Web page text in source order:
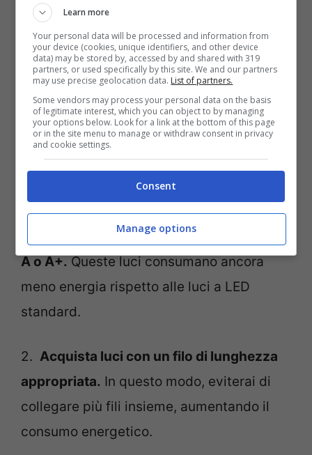
emissioni di oltre 6000 automobili in un
anno. Per fortuna, ci sono alcuni semplici
accorgimenti che possiamo adottare per
ridurre l’impatto ambientale delle luci
natalizie.
Utilizza luci a LED con classe
A o A+. Queste luci consumano ancora
meno energia rispetto alle luci a LED
standard.
2. Acquista luci con un filo di lunghezza
appropriata. In questo modo, eviterai di
collegare più fili insieme, aumentando il
consumo energetico.
Learn more
Your personal data will be processed and information from
your device (cookies, unique identifiers, and other device
data) may be stored by, accessed by and shared with 319
partners, or used specifically by this site. We and our partners
may use precise geolocation data. List of partners.
Some vendors may process your personal data on the basis
of legitimate interest, which you can object to by managing
your options below. Look for a link at the bottom of this page
or in the site menu to manage or withdraw consent in privacy
and cookie settings.
Consent
Manage options